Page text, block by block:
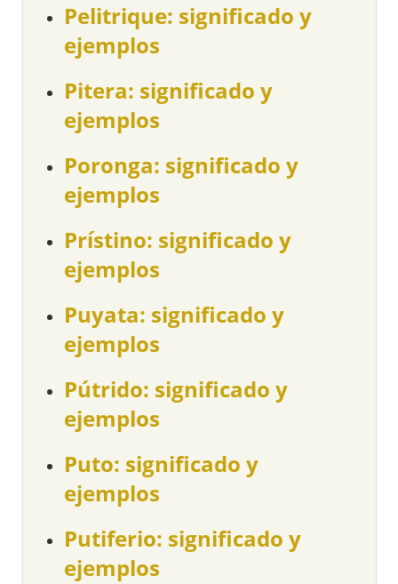
Pelitrique: significado y
ejemplos
Pitera: significado y
ejemplos
Poronga: significado y
ejemplos
Prístino: significado y
ejemplos
Puyata: significado y
ejemplos
Pútrido: significado y
ejemplos
Puto: significado y
ejemplos
Putiferio: significado y
ejemplos